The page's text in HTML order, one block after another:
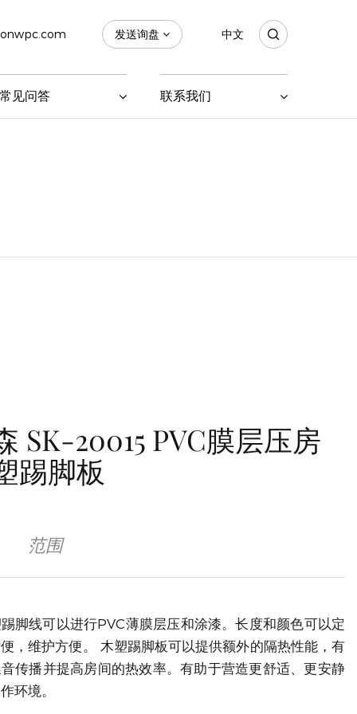
发送询盘 中文
常见问答 联系我们
SK-20015 PVC膜层压房
踢脚板
范围
脚线可以进行PVC薄膜层压和涂漆。长度和颜色可以定
，维护方便。 木塑踢脚板可以提供额外的隔热性能，有
传播并提高房间的热效率。有助于营造更舒适、更安静
环境。